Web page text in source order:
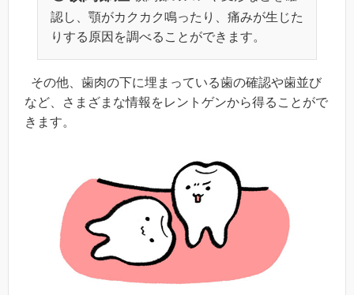
認し、顎がカクカク鳴ったり、痛みが生じた
りする原因を調べることができます。
その他、歯肉の下に埋まっている歯の確認や歯並び
など、さまざまな情報をレントゲンから得ることがで
きます。